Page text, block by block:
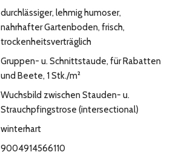
durchlässiger, lehmig humoser,
nahrhafter Gartenboden, frisch,
trockenheitsverträglich
Gruppen- u. Schnittstaude, für Rabatten
und Beete, 1 Stk./m²
Wuchsbild zwischen Stauden- u.
Strauchpfingstrose (intersectional)
winterhart
9004914566110